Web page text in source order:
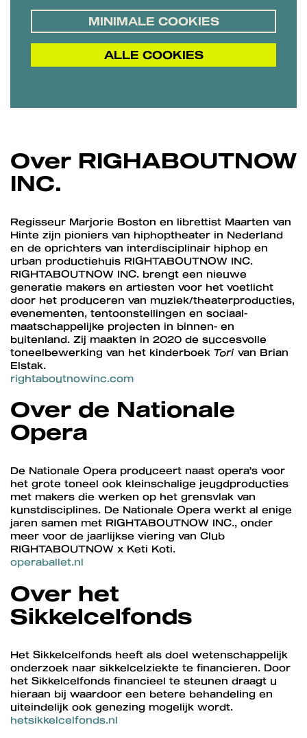
MINIMALE COOKIES
ALLE COOKIES
Over RIGHABOUTNOW
INC.
Regisseur Marjorie Boston en librettist Maarten van
Hinte zijn pioniers van hiphoptheater in Nederland
en de oprichters van interdisciplinair hiphop en
urban productiehuis RIGHTABOUTNOW INC.
RIGHTABOUTNOW INC. brengt een nieuwe
generatie makers en artiesten voor het voetlicht
door het produceren van muziek/theaterproducties,
evenementen, tentoonstellingen en sociaal-
maatschappelijke projecten in binnen- en
buitenland. Zij maakten in 2020 de succesvolle
toneelbewerking van het kinderboek Tori van Brian
Elstak.
rightaboutnowinc.com
Over de Nationale
Opera
De Nationale Opera produceert naast opera’s voor
het grote toneel ook kleinschalige jeugdproducties
met makers die werken op het grensvlak van
kunstdisciplines. De Nationale Opera werkt al enige
jaren samen met RIGHTABOUTNOW INC., onder
meer voor de jaarlijkse viering van Club
RIGHTABOUTNOW x Keti Koti.
operaballet.nl
Over het
Sikkelcelfonds
Het Sikkelcelfonds heeft als doel wetenschappelijk
onderzoek naar sikkelcelziekte te financieren. Door
het Sikkelcelfonds financieel te steunen draagt u
hieraan bij waardoor een betere behandeling en
uiteindelijk ook genezing mogelijk wordt.
hetsikkelcelfonds.nl